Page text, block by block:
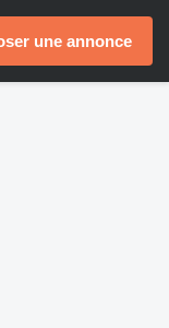
une annonce